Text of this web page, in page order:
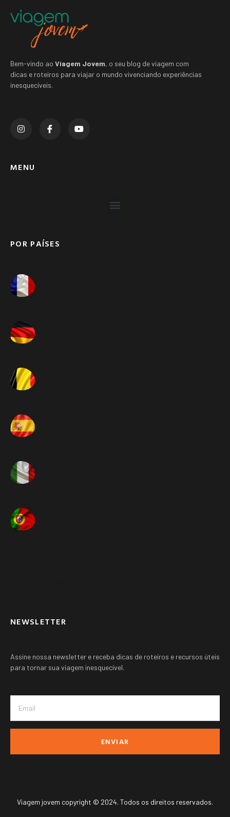
Bem-vindo ao Viagem Jovem, o seu blog de viagem com
dicas e roteiros para viajar o mundo vivenciando experiências
inesquecíveis.
MENU
POR PAÍSES
NEWSLETTER
Assine nossa newsletter e receba dicas de roteiros e recursos úteis
para tornar sua viagem inesquecível.
ENVIAR
Viagem jovem copyright © 2024. Todos os direitos reservados.